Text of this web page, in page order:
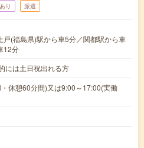
り 派遣
戸(福島県)駅から車5分／関都駅から車
12分
には土日祝出れる方
休憩60分間)又は9:00～17:00(実働